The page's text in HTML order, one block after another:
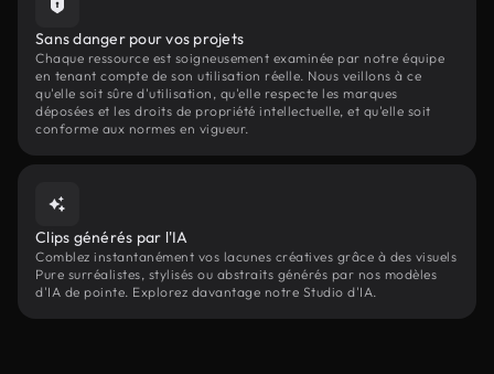
Sans danger pour vos projets
Chaque ressource est soigneusement examinée par notre équipe
en tenant compte de son utilisation réelle. Nous veillons à ce
qu'elle soit sûre d'utilisation, qu'elle respecte les marques
déposées et les droits de propriété intellectuelle, et qu'elle soit
conforme aux normes en vigueur.
Clips générés par l'IA
Comblez instantanément vos lacunes créatives grâce à des visuels
Pure surréalistes, stylisés ou abstraits générés par nos modèles
d'IA de pointe. Explorez davantage notre Studio d'IA.